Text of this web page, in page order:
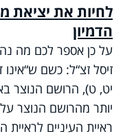
לחיות את יציאת
הדמיון
על כן אספר לכם מה
זיסל זצ“ל: כשם
יט, ט), הרושם הנוצר
יותר מהרושם הנוצר
ראיית העיניים לראיית